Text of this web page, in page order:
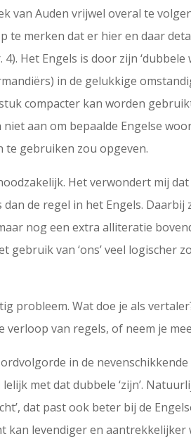
van Auden vrijwel overal te
te merken dat er hier en daar
4). Het Engels is door zijn
in de gelukkige
compacter kan worden
aan om bepaalde Engelse
te gebruiken zou opgeven.
Het verwondert mij
de regel in het Engels. Daarbij
nog een extra alliteratie
gebruik van ‘ons’ veel logischer
probleem. Wat doe je als
verloop van regels, of neem je
in de
met dat dubbele ‘zijn’.
dat past ook beter bij de
kan levendiger en